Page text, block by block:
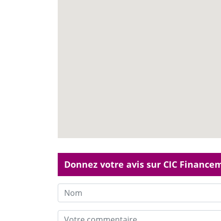
Donnez votre avis sur CIC